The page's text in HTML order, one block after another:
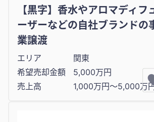
【黒字】香水やアロマディフ
ーザーなどの自社ブランドの
業譲渡
エリア
関東
希望売却金額
5,000万円
売上高
1,000万円〜5,000万